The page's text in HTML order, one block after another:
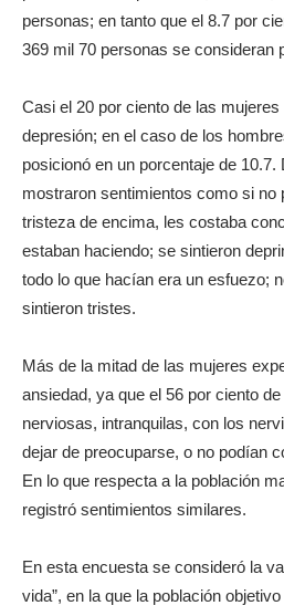
personas; en tanto que el 8.7 por
369 mil 70 personas se consideran
Casi el 20 por ciento de las
depresión; en el caso de los
posicionó en un porcentaje de
mostraron sentimientos como si no
tristeza de encima, les costaba
estaban haciendo; se sintieron
todo lo que hacían era un esfuezo;
sintieron tristes.
Más de la mitad de las mujeres
ansiedad, ya que el 56 por ciento
nerviosas, intranquilas, con los
dejar de preocuparse, o no podían
En lo que respecta a la población
registró sentimientos similares.
En esta encuesta se consideró la
vida”, en la que la población